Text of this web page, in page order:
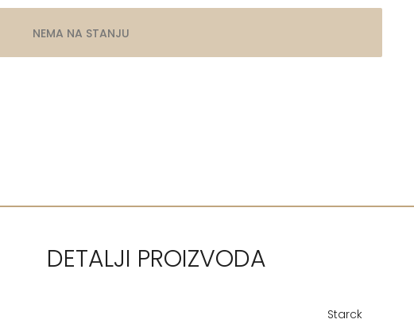
NEMA NA STANJU
DETALJI PROIZVODA
Starck